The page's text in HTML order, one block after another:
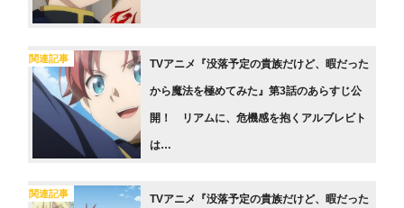
関連記事 TVアニメ『没落予定の貴族だけど、暇だった
から魔法を極めてみた』第3話のあらすじ公
開！ リアムに、危機感を抱くアルブレビト
は…
関連記事 TVアニメ『没落予定の貴族だけど、暇だった